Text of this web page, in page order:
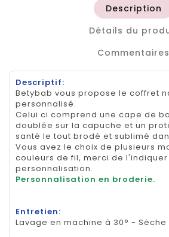
Description
Détails du
Commentaires
Descriptif:
Betybab vous propose le coffret
personnalisé.
Celui ci comprend une cape de
doublée sur la capuche et un
santé le tout brodé et sublimé
Vous avez le choix de plusieurs
couleurs de fil, merci de
personnalisation.
Personnalisation en broderie.
Entretien:
Lavage en machine à 30° - Sèche